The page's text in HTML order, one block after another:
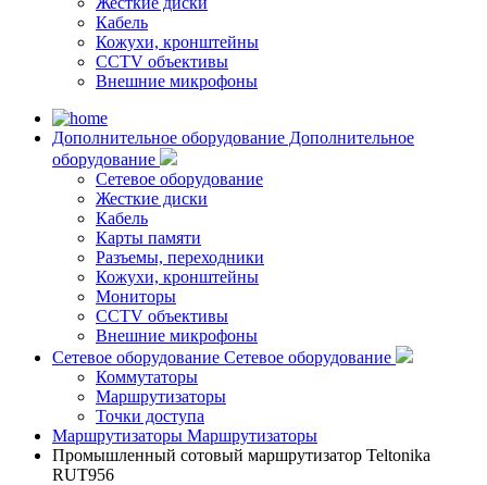
Кабель
Кожухи, кронштейны
CCTV объективы
Внешние микрофоны
Дополнительное оборудование Дополнительное
оборудование
Сетевое оборудование
Жесткие диски
Кабель
Карты памяти
Разъемы, переходники
Кожухи, кронштейны
Мониторы
CCTV объективы
Внешние микрофоны
Сетевое оборудование Сетевое оборудование
Коммутаторы
Маршрутизаторы
Точки доступа
Маршрутизаторы Маршрутизаторы
Промышленный сотовый маршрутизатор Teltonika
RUT956